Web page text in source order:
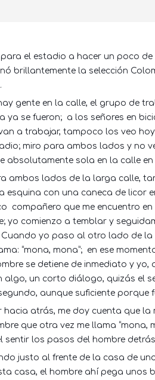
el estadio a hacer un poco de
brillantemente la selección
gente en la calle, el grupo de
ya se fueron; a los señores en
a trabajar, tampoco los veo
miro para ambos lados y no
absolutamente sola en la calle en
ambos lados de la larga calle,
con una caneca de licor
compañero que me encuentro en
yo comienzo a temblar y
Cuando yo paso al otro lado de la
“mona, mona”; en ese
se detiene de inmediato y yo,
algo, un corto diálogo, quizás el
aunque suficiente porque
hacia atrás, me doy cuenta que
que otra vez me llama “mona,
los pasos del hombre
justo al frente de la casa de
casa, el hombre ahí pega unos